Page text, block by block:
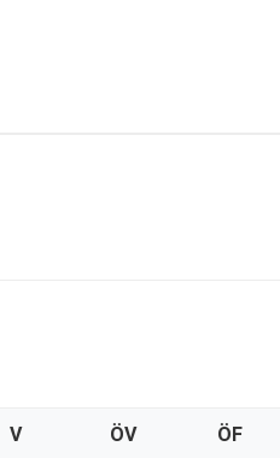
V ÖV ÖF